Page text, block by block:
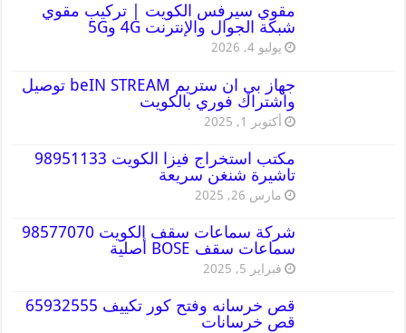
مقوي سيرفس الكويت | تركيب مقوي
شبكة الجوال والإنترنت 4G و5G
يوليو 4, 2026
جهاز بي ان ستريم beIN STREAM توصيل
واشتراك فوري بالكويت
أكتوبر 1, 2025
مكتب استخراج فيزا الكويت 98951133
تاشيرة شنغن سريعة
مارس 26, 2025
شركة سماعات سقف الكويت 98577070
سماعات سقف BOSE أصلية
فبراير 5, 2025
قص خرسانه وفتح كور تكييف 65932555
قص خرسانات